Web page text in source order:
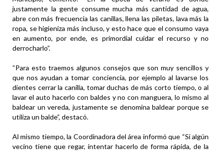
justamente la gente consume mucha más cantidad de agua,
abre con más frecuencia las canillas, llena las piletas, lava más la
ropa, se higieniza más incluso, y esto hace que el consumo vaya
en aumento, por ende, es primordial cuidar el recurso y no
derrocharlo”.
“Para esto traemos algunos consejos que son muy sencillos y
que nos ayudan a tomar conciencia, por ejemplo al lavarse los
dientes cerrar la canilla, tomar duchas de más corto tiempo, o al
lavar el auto hacerlo con baldes y no con manguera, lo mismo al
baldear un vereda, justamente se denomina baldear porque se
utiliza un balde”, destacó.
Al mismo tiempo, la Coordinadora del área informó que “Si algún
vecino tiene que regar, intentar hacerlo de forma rápida, de la